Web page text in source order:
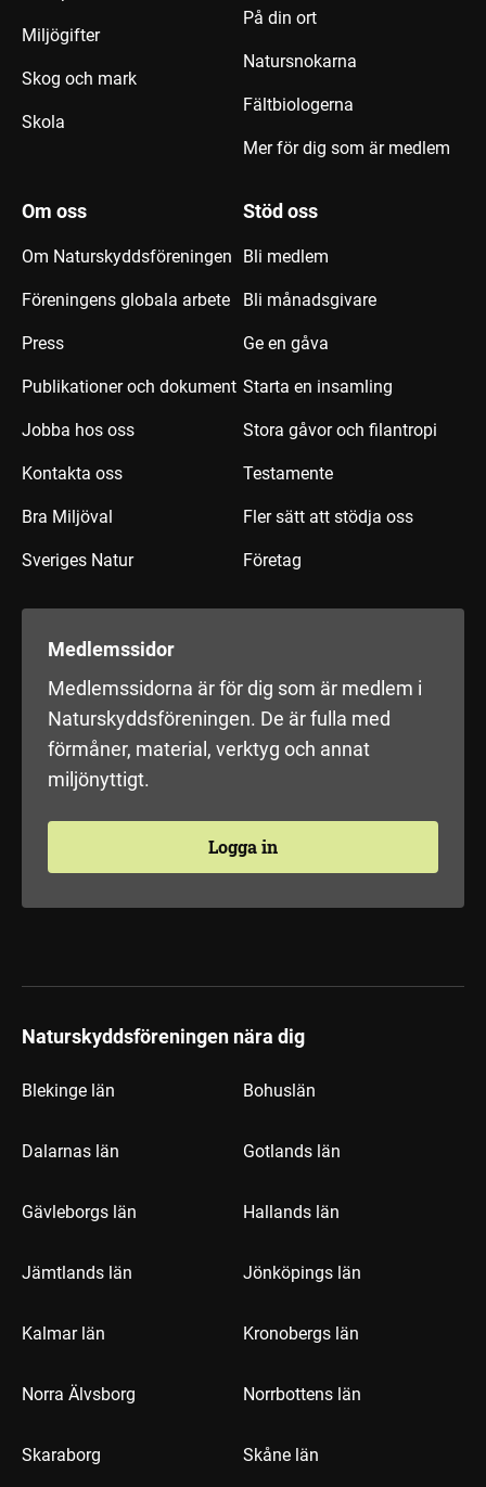
Miljögifter
Skog och mark
Skola
På din ort
Natursnokarna
Fältbiologerna
Mer för dig som är medlem
Om oss
Om Naturskyddsföreningen
Föreningens globala arbete
Press
Publikationer och dokument
Jobba hos oss
Kontakta oss
Bra Miljöval
Sveriges Natur
Stöd oss
Bli medlem
Bli månadsgivare
Ge en gåva
Starta en insamling
Stora gåvor och filantropi
Testamente
Fler sätt att stödja oss
Företag
Medlemssidor
Medlemssidorna är för dig som är medlem i
Naturskyddsföreningen. De är fulla med
förmåner, material, verktyg och annat
miljönyttigt.
Logga in
Naturskyddsföreningen nära dig
Blekinge län Bohuslän
Dalarnas län Gotlands län
Gävleborgs län Hallands län
Jämtlands län Jönköpings län
Kalmar län Kronobergs län
Norra Älvsborg Norrbottens län
Skaraborg Skåne län